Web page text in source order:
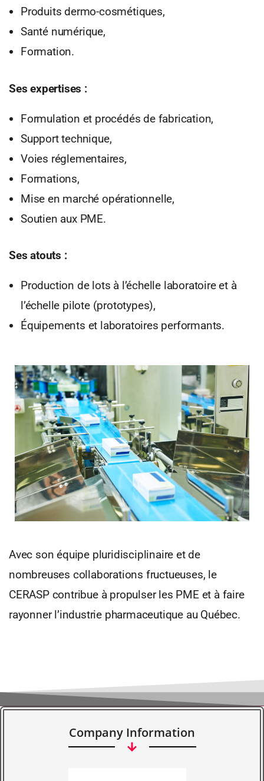
Produits dermo-cosmétiques,
Santé numérique,
Formation.
Ses expertises :
Formulation et procédés de fabrication,
Support technique,
Voies réglementaires,
Formations,
Mise en marché opérationnelle,
Soutien aux PME.
Ses atouts :
Production de lots à l’échelle laboratoire et à
l’échelle pilote (prototypes),
Équipements et laboratoires performants.
Avec son équipe pluridisciplinaire et de
nombreuses collaborations fructueuses, le
CERASP contribue à propulser les PME et à faire
rayonner l’industrie pharmaceutique au Québec.
Company Information